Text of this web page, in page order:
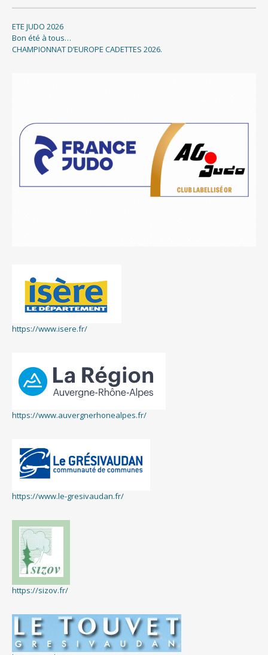
ETE JUDO 2026
Bon été à tous…
CHAMPIONNAT D’EUROPE CADETTES 2026.
https://www.isere.fr/
https://www.auvergnerhonealpes.fr/
https://www.le-gresivaudan.fr/
https://sizov.fr/